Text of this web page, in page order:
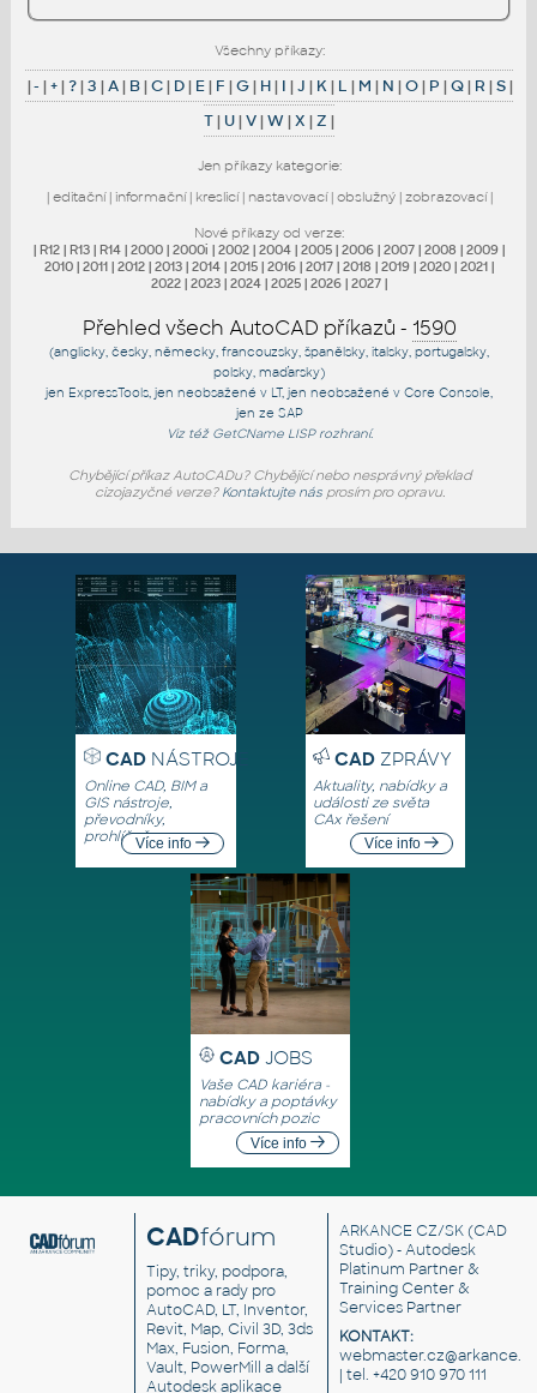
Všechny příkazy:
|- |+|?|3 |A| B|C| D| E| F |G| H| I |J | K| L | M | N |O| P |Q| R |S|
T| U|V|W|X |Z |
Jen příkazy kategorie:
| editační| informační| kreslicí| nastavovací| obslužný| zobrazovací|
Nové příkazy od verze:
| R12 | R13 | R14 | 2000 | 2000i | 2002 | 2004 | 2005 | 2006 | 2007 | 2008 | 2009 |
2010 | 2011 | 2012 | 2013 | 2014 | 2015 | 2016 | 2017 | 2018 | 2019 | 2020 | 2021 |
2022 | 2023 | 2024 | 2025 | 2026 | 2027 |
Přehled všech AutoCAD příkazů - 1590
(anglicky, česky, německy, francouzsky, španělsky, italsky, portugalsky,
polsky, maďarsky)
jen ExpressTools , jen neobsažené v LT, jen neobsažené v Core Console
jen ze SAP
Viz též GetCNameLISP rozhraní.
Chybějící příkaz AutoCADu? Chybějící nebo nesprávný překlad
cizojazyčné verze? Kontaktujte násprosím pro opravu.
CADNÁSTROJE
Online CAD, BIM a
GIS nástroje,
převodníky,
prohlížečeVíce info
CADZPRÁVY
Aktuality, nabídky a
události ze světa
CAx řešení
Více info
CAD JOBS
Vaše CAD kariéra -
nabídky a poptávky
pracovních pozic
Více info
CADfórum
Tipy, triky, podpora,
pomoc a rady pro
AutoCAD, LT, Inventor,
Revit, Map, Civil 3D, 3ds
Max, Fusion, Forma,
Vault, PowerMill a další
Autodesk aplikace
ARKANCE CZ/SK(CAD
Studio) - Autodesk
Platinum Partner &
Training Center &
Services Partner
KONTAKT:
| tel. +420 910 970 111